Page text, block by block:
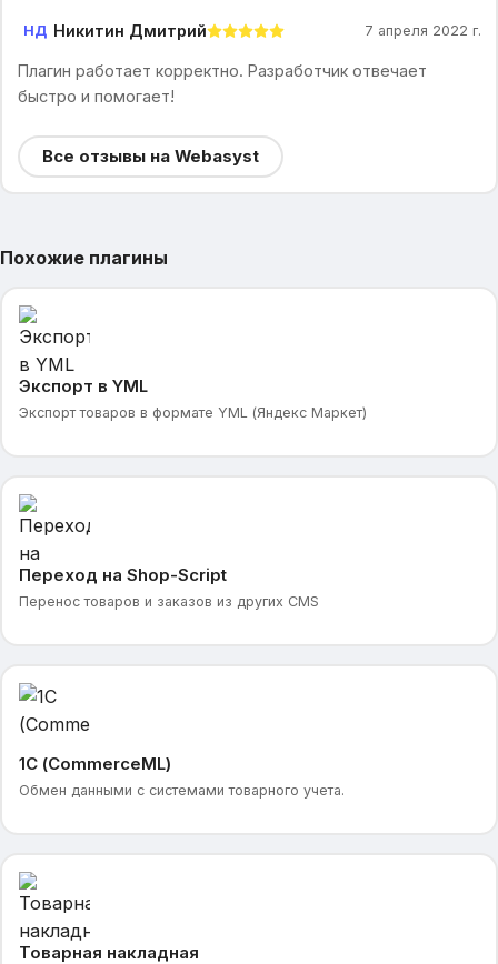
НД Никитин Дмитрий 7 апреля 2022 г.
Плагин работает корректно. Разработчик отвечает
быстро и помогает!
Все отзывы на Webasyst
Похожие плагины
Экспорт в YML
Экспорт товаров в формате YML (Яндекс Маркет)
Переход на Shop-Script
Перенос товаров и заказов из других CMS
1С (CommerceML)
Обмен данными с системами товарного учета.
Товарная накладная